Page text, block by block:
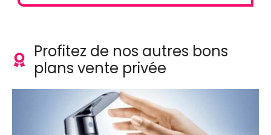
Profitez de nos autres bons
plans vente privée